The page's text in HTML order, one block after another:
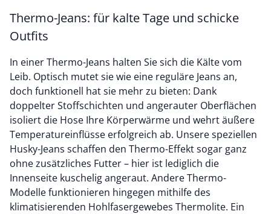
Thermo-Jeans: für kalte Tage und schicke
Outfits
In einer Thermo-Jeans halten Sie sich die Kälte vom
Leib. Optisch mutet sie wie eine reguläre Jeans an,
doch funktionell hat sie mehr zu bieten: Dank
doppelter Stoffschichten und angerauter Oberflächen
isoliert die Hose Ihre Körperwärme und wehrt äußere
Temperatureinflüsse erfolgreich ab. Unsere speziellen
Husky-Jeans schaffen den Thermo-Effekt sogar ganz
ohne zusätzliches Futter – hier ist lediglich die
Innenseite kuschelig angeraut. Andere Thermo-
Modelle funktionieren hingegen mithilfe des
klimatisierenden Hohlfasergewebes Thermolite. Ein